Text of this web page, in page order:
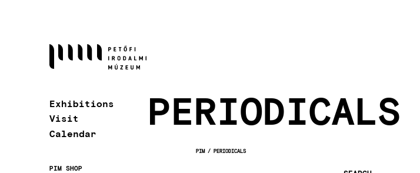
Exhibitions
Visit
Calendar
PIM SHOP
PIM PERIODICALS
PERIODICALS